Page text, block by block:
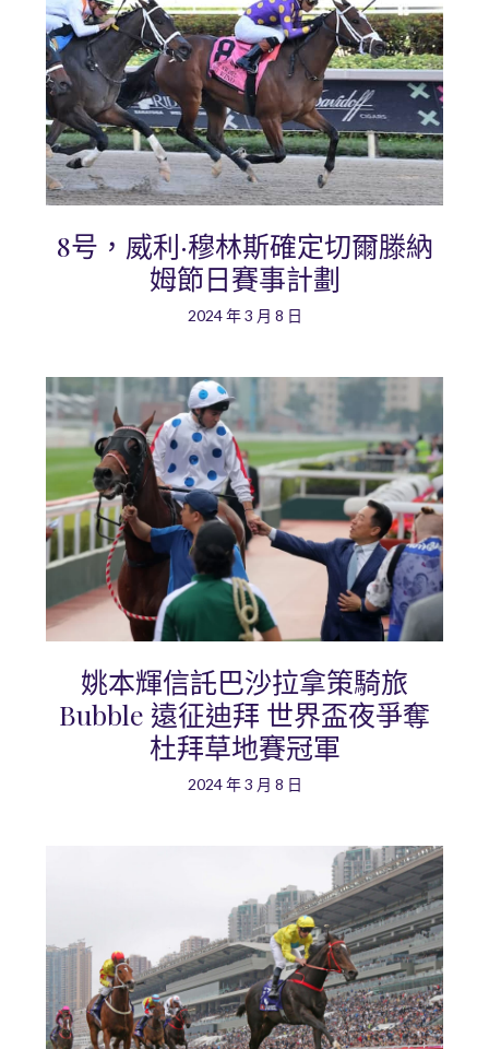
8号，威利·穆林斯確定切爾滕納
姆節日賽事計劃
2024 年 3 月 8 日
姚本輝信託巴沙拉拿策騎旅
Bubble 遠征迪拜 世界盃夜爭奪
杜拜草地賽冠軍
2024 年 3 月 8 日